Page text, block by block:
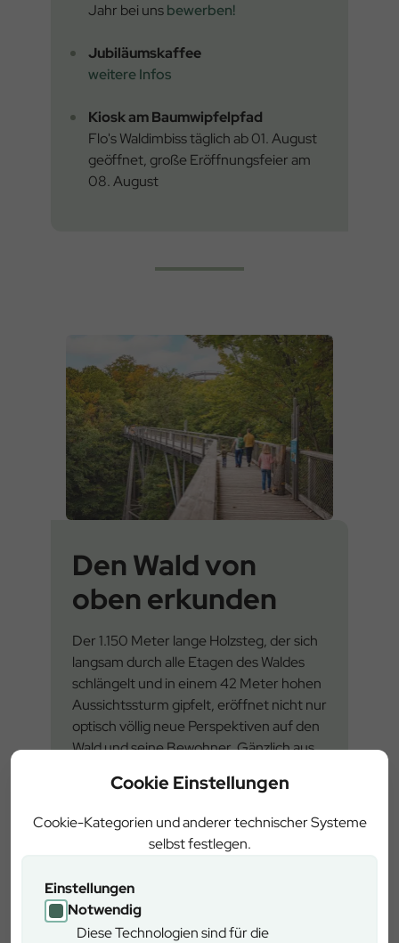
Cookie Einstellungen
Cookie-Kategorien und anderer technischer Systeme
selbst festlegen.
Einstellungen
Notwendig
Diese Technologien sind für die
Jahr bei unsbewerben!
Jubiläumskaffee
weitere Infos
Kiosk am Baumwipfelpfad
Flo's Waldimbiss täglich ab 01. August
geöffnet, große Eröffnungsfeier am
08. August
Den Wald von
oben erkunden
Der 1.150 Meter lange Holzsteg, der sich
langsam durch alle Etagen des Waldes
schlängelt und in einem 42 Meter hohen
Aussichtssturm gipfelt, eröffnet nicht nur
optisch völlig neue Perspektiven auf den
Wald und seine Bewohner. Gänzlich aus
rollstuhlgerecht ausgebaut, erweitert der
Vielzahl von spannend aufbereiteten
Informationen rund um den Wald und
Forstwirtschaft und Jagd.